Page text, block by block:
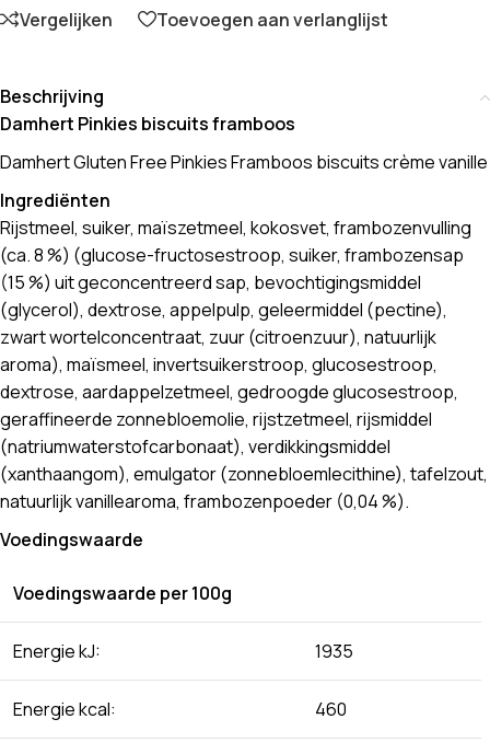
Vergelijken Toevoegen aan verlanglijst
Beschrijving
Damhert Pinkies biscuits framboos
Damhert Gluten Free Pinkies Framboos biscuits crème vanille
Ingrediënten
Rijstmeel, suiker, maïszetmeel, kokosvet, frambozenvulling
(ca. 8 %) (glucose-fructosestroop, suiker, frambozensap
(15 %) uit geconcentreerd sap, bevochtigingsmiddel
(glycerol), dextrose, appelpulp, geleermiddel (pectine),
zwart wortelconcentraat, zuur (citroenzuur), natuurlijk
aroma), maïsmeel, invertsuikerstroop, glucosestroop,
dextrose, aardappelzetmeel, gedroogde glucosestroop,
geraffineerde zonnebloemolie, rijstzetmeel, rijsmiddel
(natriumwaterstofcarbonaat), verdikkingsmiddel
(xanthaangom), emulgator (zonnebloemlecithine), tafelzout,
natuurlijk vanillearoma, frambozenpoeder (0,04 %).
Voedingswaarde
Voedingswaarde per 100g
Energie kJ: 1935
Energie kcal: 460